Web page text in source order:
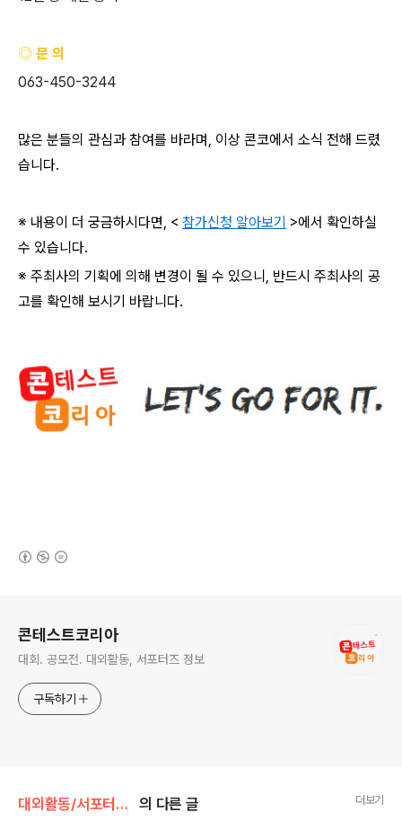
◎ 문 의
063-450-3244
많은 분들의 관심과 참여를 바라며, 이상 콘코에서 소식 전해 드렸
습니다.
※ 내용이 더 궁금하시다면, < 참가신청 알아보기 >에서 확인하실
수 있습니다.
※ 주최사의 기획에 의해 변경이 될 수 있으니, 반드시 주최사의 공
고를 확인해 보시기 바랍니다.
콘테스트코리아
대회. 공모전. 대외활동, 서포터즈 정보
구독하기
대외활동/서포터즈 • 기자단 의 다른 글 더보기